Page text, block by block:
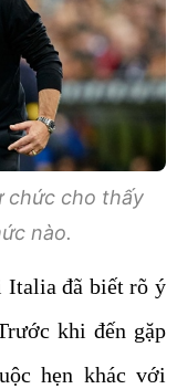
chức cho thấy
nào.
Italia đã biết rõ ý
khi đến gặp
hẹn khác với